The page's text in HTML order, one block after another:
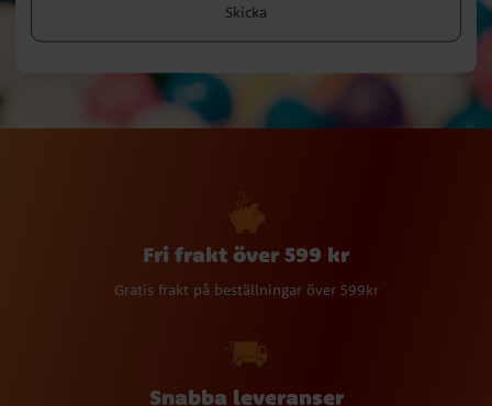
Skicka
Fri frakt över 599 kr
Gratis frakt på beställningar över 599kr
Snabba leveranser